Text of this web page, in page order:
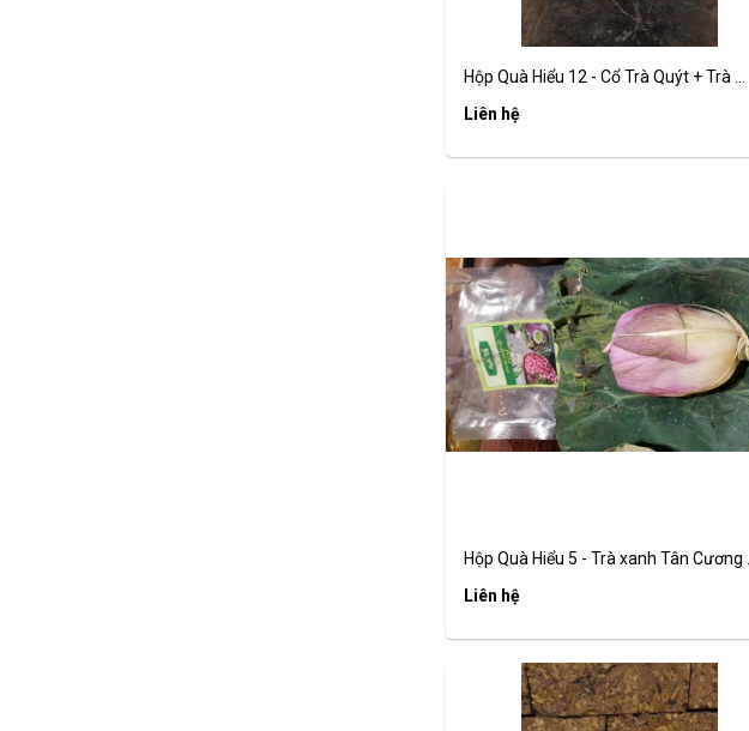
Hộp Quà Hiểu 12 - Cổ Trà Quýt + Trà ...
Liên hệ
Hộp Quà Hiểu 5 - Trà xanh Tân Cương ...
Liên hệ